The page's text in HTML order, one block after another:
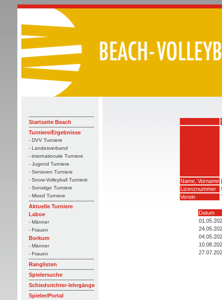
Startseite Beach
Turniere/Ergebnisse
- DVV Turniere
- Landesverband
- internationale Turniere
- Jugend Turniere
- Senioren Turniere
- Snow-Volleyball Turniere
- Sonstige Turniere
- Mixed Turniere
Aktuelle Turniere
Laboe
- Männer
- Frauen
Borkum
- Männer
- Frauen
Ranglisten
Spielersuche
Schiedsrichter-lehrgänge
Spieler/Portal
Name, Vorname
Lizenznummer
Verein
Datum